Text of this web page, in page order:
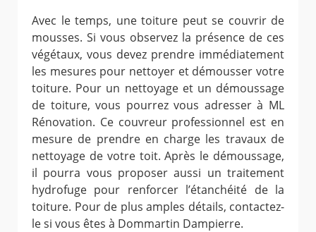
Avec le temps, une toiture peut se couvrir de
mousses. Si vous observez la présence de ces
végétaux, vous devez prendre immédiatement
les mesures pour nettoyer et démousser votre
toiture. Pour un nettoyage et un démoussage
de toiture, vous pourrez vous adresser à ML
Rénovation. Ce couvreur professionnel est en
mesure de prendre en charge les travaux de
nettoyage de votre toit. Après le démoussage,
il pourra vous proposer aussi un traitement
hydrofuge pour renforcer l’étanchéité de la
toiture. Pour de plus amples détails, contactez-
le si vous êtes à Dommartin Dampierre.